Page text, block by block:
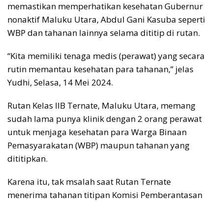
memastikan memperhatikan kesehatan Gubernur
nonaktif Maluku Utara, Abdul Gani Kasuba seperti
WBP dan tahanan lainnya selama dititip di rutan.
“Kita memiliki tenaga medis (perawat) yang secara
rutin memantau kesehatan para tahanan,” jelas
Yudhi, Selasa, 14 Mei 2024.
Rutan Kelas IIB Ternate, Maluku Utara, memang
sudah lama punya klinik dengan 2 orang perawat
untuk menjaga kesehatan para Warga Binaan
Pemasyarakatan (WBP) maupun tahanan yang
dititipkan.
Karena itu, tak msalah saat Rutan Ternate
menerima tahanan titipan Komisi Pemberantasan